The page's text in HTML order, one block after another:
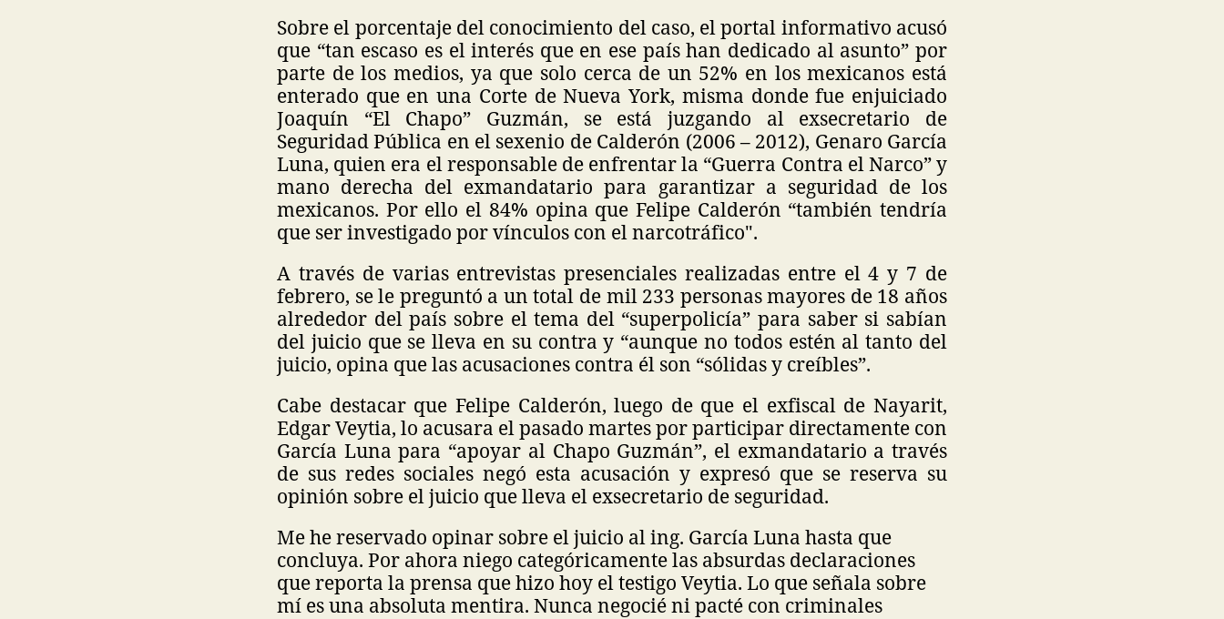
Sobre el porcentaje del conocimiento del caso, el portal informativo acusó
que “tan escaso es el interés que en ese país han dedicado al asunto” por
parte de los medios, ya que solo cerca de un 52% en los mexicanos está
enterado que en una Corte de Nueva York, misma donde fue enjuiciado
Joaquín “El Chapo” Guzmán, se está juzgando al exsecretario de
Seguridad Pública en el sexenio de Calderón (2006 – 2012), Genaro García
Luna, quien era el responsable de enfrentar la “Guerra Contra el Narco” y
mano derecha del exmandatario para garantizar a seguridad de los
mexicanos. Por ello el 84% opina que Felipe Calderón “también tendría
que ser investigado por vínculos con el narcotráfico".
A través de varias entrevistas presenciales realizadas entre el 4 y 7 de
febrero, se le preguntó a un total de mil 233 personas mayores de 18 años
alrededor del país sobre el tema del “superpolicía” para saber si sabían
del juicio que se lleva en su contra y “aunque no todos estén al tanto del
juicio, opina que las acusaciones contra él son “sólidas y creíbles”.
Cabe destacar que Felipe Calderón, luego de que el exfiscal de Nayarit,
Edgar Veytia, lo acusara el pasado martes por participar directamente con
García Luna para “apoyar al Chapo Guzmán”, el exmandatario a través
de sus redes sociales negó esta acusación y expresó que se reserva su
opinión sobre el juicio que lleva el exsecretario de seguridad.
Me he reservado opinar sobre el juicio al ing. García Luna hasta que
concluya. Por ahora niego categóricamente las absurdas declaraciones
que reporta la prensa que hizo hoy el testigo Veytia. Lo que señala sobre
mí es una absoluta mentira. Nunca negocié ni pacté con criminales